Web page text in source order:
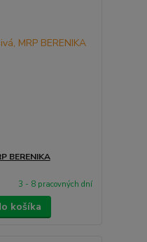
BERENIKA
3 - 8 pracovných dní
košíka